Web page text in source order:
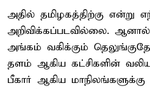
அதில் தமிழகத்திற்கு என்று
அறிவிக்கப்படவில்லை.
அங்கம் வகிக்கும்
தளம் ஆகிய கட்சிகளின்
பீகார் ஆகிய மாநிலங்களுக்கு